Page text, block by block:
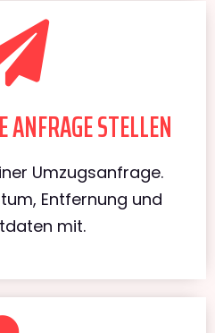
STELLEN
Umzugsanfrage.
Entfernung und
mit.